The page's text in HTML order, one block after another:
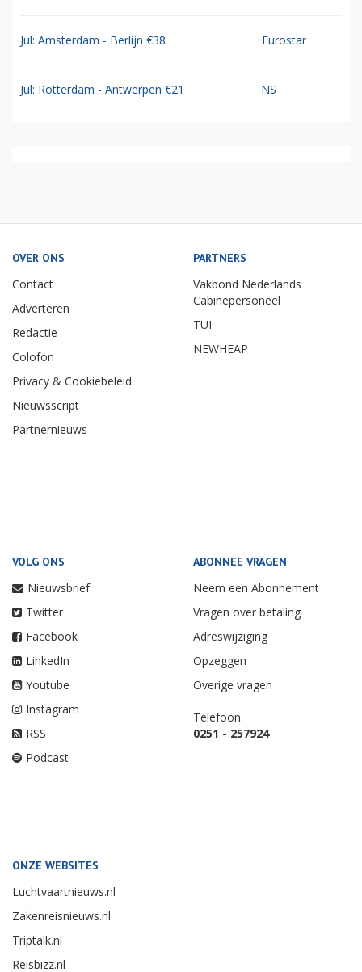
Jul: Amsterdam - Berlijn €38 Eurostar
Jul: Rotterdam - Antwerpen €21 NS
OVER ONS
Contact
Adverteren
Redactie
Colofon
Privacy & Cookiebeleid
Nieuwsscript
Partnernieuws
PARTNERS
Vakbond Nederlands
Cabinepersoneel
TUI
NEWHEAP
VOLG ONS
Nieuwsbrief
Twitter
Facebook
LinkedIn
Youtube
Instagram
RSS
Podcast
ABONNEE VRAGEN
Neem een Abonnement
Vragen over betaling
Adreswijziging
Opzeggen
Overige vragen
Telefoon:
0251 - 257924
ONZE WEBSITES
Luchtvaartnieuws.nl
Zakenreisnieuws.nl
Triptalk.nl
Reisbizz.nl